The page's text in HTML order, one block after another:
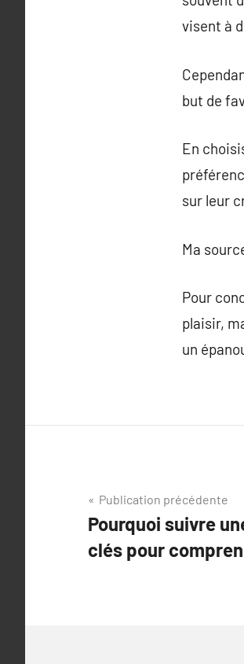
visent à
but de
En
sur leur
Ma
Pour
plaisir,
un
Navigation
de
l’article
Publication précédente
Pourquoi suivre
clés pour